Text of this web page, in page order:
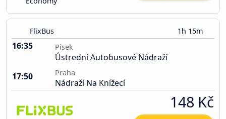
FlixBus 1h 15m
16:35 Písek
Ústrední Autobusové Nádraží
17:50
Praha
Nádraží Na Knížecí
148 Kč